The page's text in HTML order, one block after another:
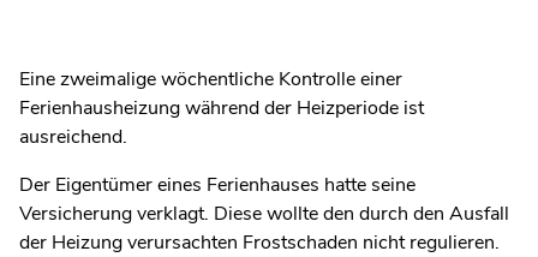
Eine zweimalige wöchentliche Kontrolle einer
Ferienhausheizung während der Heizperiode ist
ausreichend.
Der Eigentümer eines Ferienhauses hatte seine
Versicherung verklagt. Diese wollte den durch den Ausfall
der Heizung verursachten Frostschaden nicht regulieren.